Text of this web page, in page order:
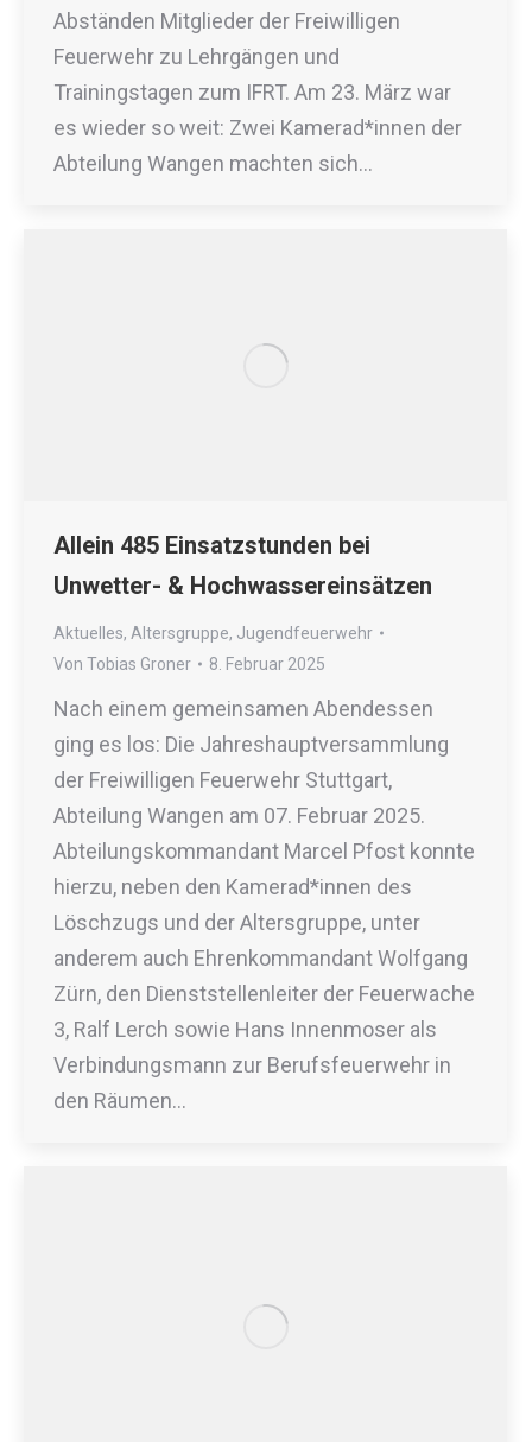
Abständen Mitglieder der Freiwilligen
Feuerwehr zu Lehrgängen und
Trainingstagen zum IFRT. Am 23. März war
es wieder so weit: Zwei Kamerad*innen der
Abteilung Wangen machten sich…
Allein 485 Einsatzstunden bei
Unwetter- & Hochwassereinsätzen
Aktuelles, Altersgruppe, Jugendfeuerwehr
Von Tobias Groner 8. Februar 2025
Nach einem gemeinsamen Abendessen
ging es los: Die Jahreshauptversammlung
der Freiwilligen Feuerwehr Stuttgart,
Abteilung Wangen am 07. Februar 2025.
Abteilungskommandant Marcel Pfost konnte
hierzu, neben den Kamerad*innen des
Löschzugs und der Altersgruppe, unter
anderem auch Ehrenkommandant Wolfgang
Zürn, den Dienststellenleiter der Feuerwache
3, Ralf Lerch sowie Hans Innenmoser als
Verbindungsmann zur Berufsfeuerwehr in
den Räumen…